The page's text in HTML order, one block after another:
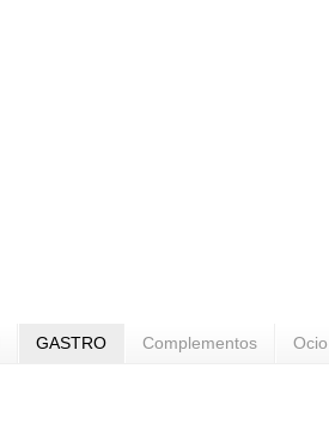
GASTRO Complementos Ocio